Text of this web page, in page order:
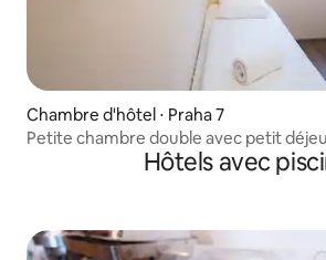
Chambre d'hôtel ⋅ Praha 7
Petite chambre double avec petit
Hôtels avec